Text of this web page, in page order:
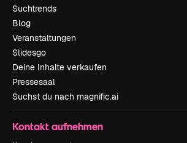
Suchtrends
Blog
Veranstaltungen
Slidesgo
Deine Inhalte verkaufen
Pressesaal
Suchst du nach magnific.ai
Kontakt aufnehmen